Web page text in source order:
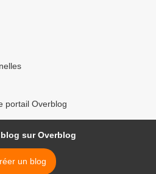
portail Overblog
sur Overblog
un blog